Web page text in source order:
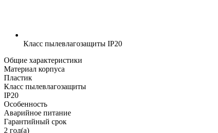
Класс пылевлагозащиты IP20
Общие характеристики
Материал корпуса
Пластик
Класс пылевлагозащиты
IP20
Особенность
Аварийное питание
Гарантийный срок
2 год(а)